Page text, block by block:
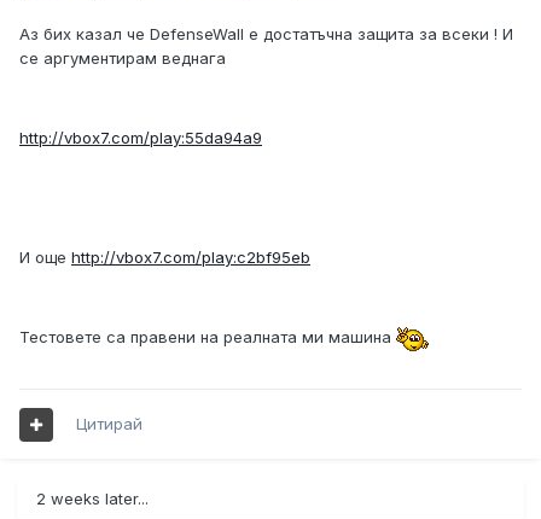
Аз бих казал че DefenseWall е достатъчна защита за всеки ! И
се аргументирам веднага
http://vbox7.com/play:55da94a9
И още http://vbox7.com/play:c2bf95eb
Тестовете са правени на реалната ми машина
Цитирай
2 weeks later...